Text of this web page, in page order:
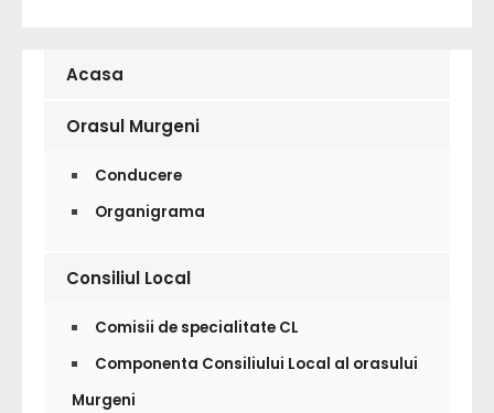
Acasa
Orasul Murgeni
Conducere
Organigrama
Consiliul Local
Comisii de specialitate CL
Componenta Consiliului Local al orasului
Murgeni